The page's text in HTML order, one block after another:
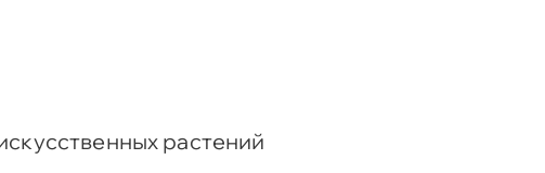
растений